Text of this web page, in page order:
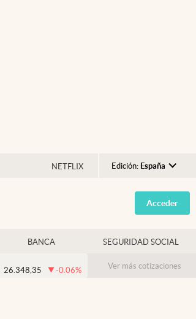
NETFLIX Edición: España
Argentina
España
USA
Colombia
Acceder
BANCA SEGURIDAD SOCIAL
26.348,35 -0.06% Ver más cotizaciones